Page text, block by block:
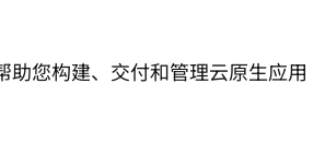
助您构建、交付和管理云原生应用